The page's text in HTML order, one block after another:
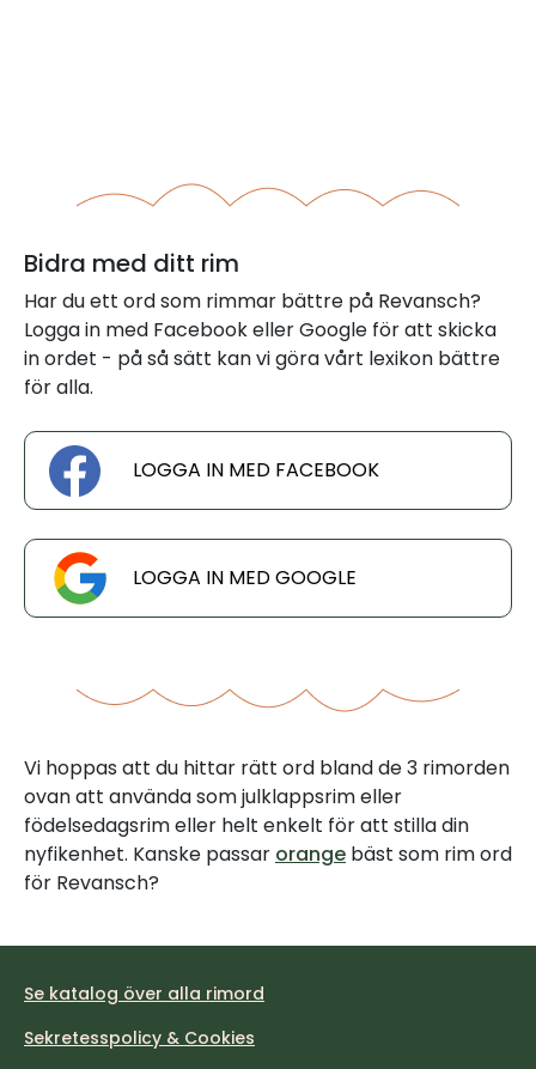
Bidra med ditt rim
Har du ett ord som rimmar bättre på Revansch?
Logga in med Facebook eller Google för att skicka
in ordet - på så sätt kan vi göra vårt lexikon bättre
för alla.
LOGGA IN MED FACEBOOK
LOGGA IN MED GOOGLE
Vi hoppas att du hittar rätt ord bland de 3 rimorden
ovan att använda som julklappsrim eller
födelsedagsrim eller helt enkelt för att stilla din
nyfikenhet. Kanske passar orange bäst som rim ord
för Revansch?
Se katalog över alla rimord
Sekretesspolicy & Cookies